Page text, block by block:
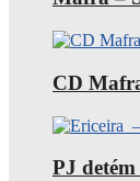
CD
PJ